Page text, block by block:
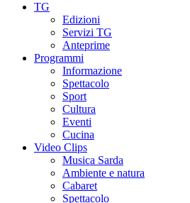
TG
Edizioni
Servizi TG
Anteprime
Programmi
Informazione
Spettacolo
Sport
Cultura
Eventi
Cucina
Video Clips
Musica Sarda
Ambiente e natura
Cabaret
Spettacolo